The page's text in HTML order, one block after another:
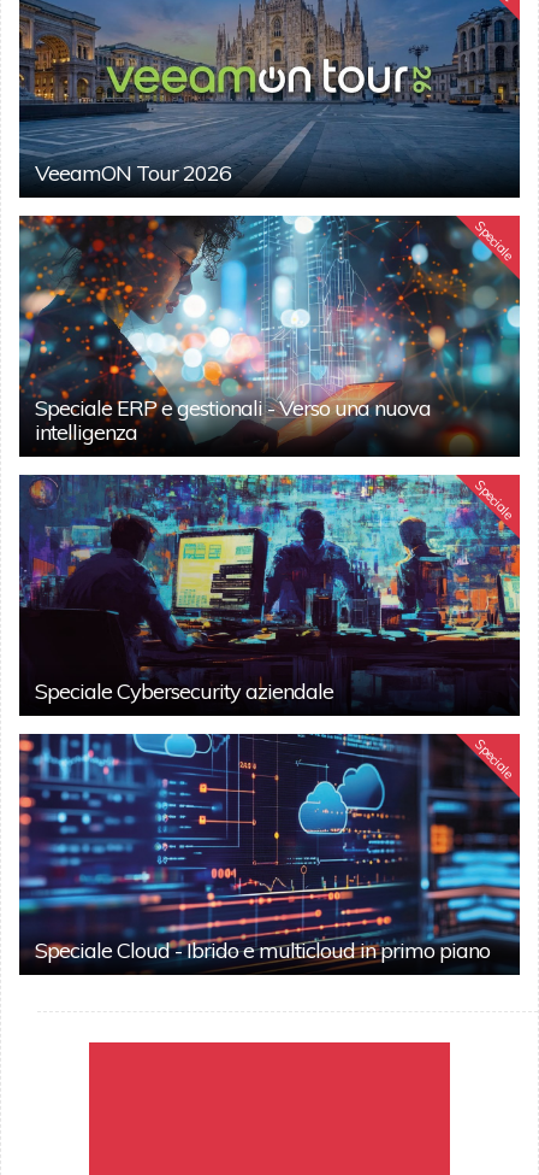
VeeamON Tour 2026
Speciale
Speciale ERP e gestionali - Verso una nuova
intelligenza
Speciale
Speciale Cybersecurity aziendale
Speciale
Speciale Cloud - Ibrido e multicloud in primo piano